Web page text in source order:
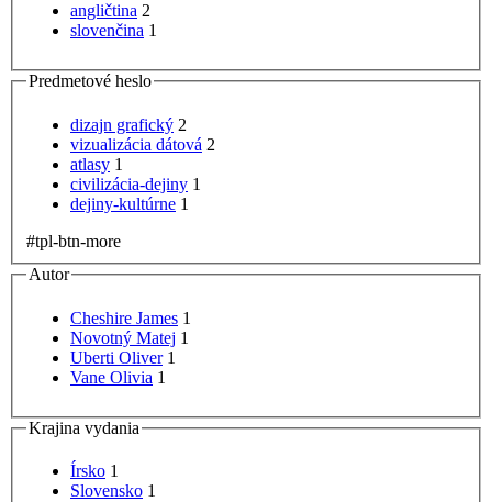
angličtina 2
slovenčina 1
Predmetové heslo
dizajn grafický 2
vizualizácia dátová 2
atlasy 1
civilizácia-dejiny 1
dejiny-kultúrne 1
#tpl-btn-more
Autor
Cheshire James 1
Novotný Matej 1
Uberti Oliver 1
Vane Olivia 1
Krajina vydania
Írsko 1
Slovensko 1